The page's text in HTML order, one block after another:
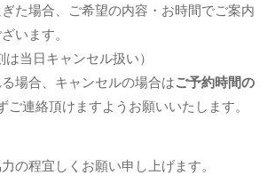
た場合、ご希望の内容・お時間でご案内
います。
は当日キャンセル扱い）
場合、キャンセルの場合はご予約時間の
ご連絡頂けますようお願いいたします。
の程宜しくお願い申し上げます。